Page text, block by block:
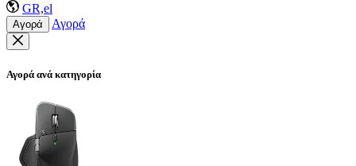
GR,el
Αγορά Αγορά
Αγορά ανά κατηγορία